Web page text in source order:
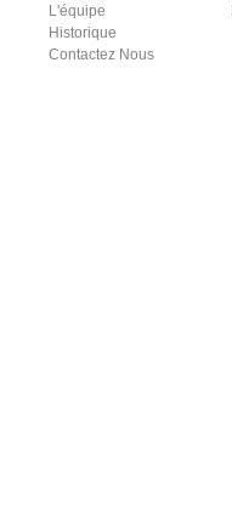
L'équipe
Historique
Contactez Nous